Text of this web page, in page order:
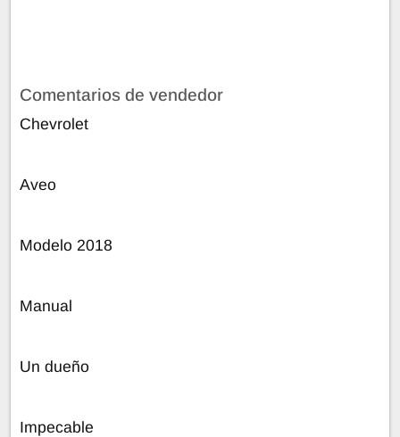
Comentarios de vendedor
Chevrolet
Aveo
Modelo 2018
Manual
Un dueño
Impecable